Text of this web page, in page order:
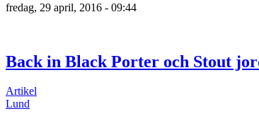
fredag, 29 april, 2016 - 09:44
Back in Black Porter och Stout
Artikel
Lund